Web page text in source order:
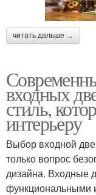
читать дальше →
входных
стиль,
интерьеру
Выбор входной
только вопрос
дизайна. Входные
функциональными